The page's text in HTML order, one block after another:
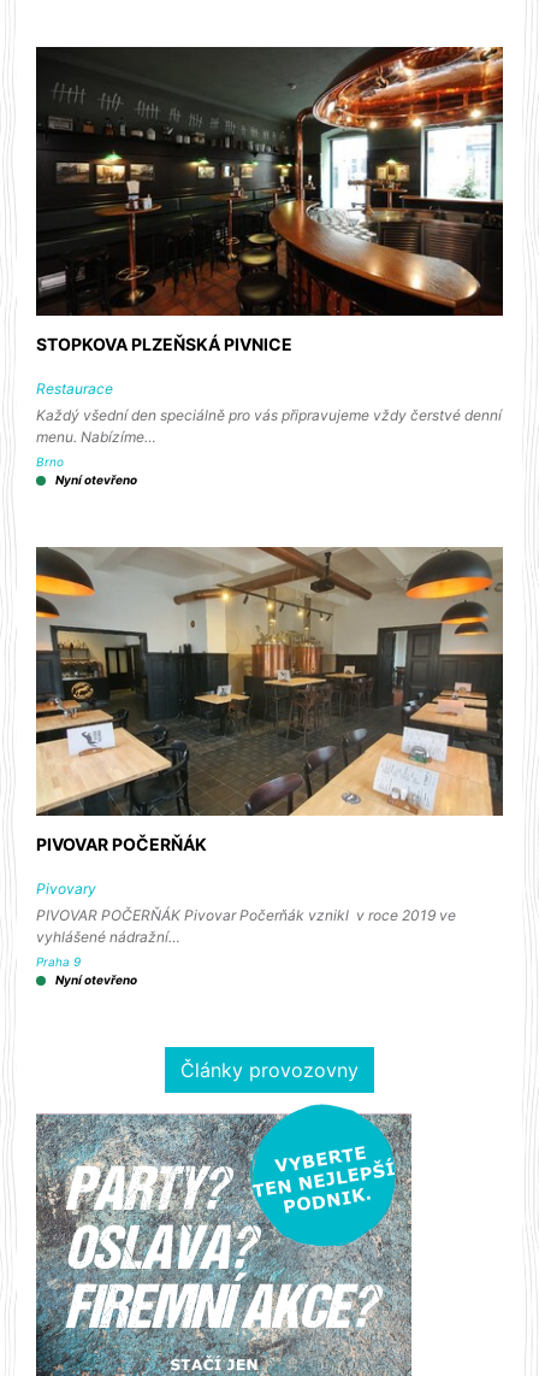
STOPKOVA PLZEŇSKÁ PIVNICE
Restaurace
Každý všední den speciálně pro vás připravujeme vždy čerstvé denní
menu. Nabízíme…
Brno
Nyní otevřeno
PIVOVAR POČERŇÁK
Pivovary
PIVOVAR POČERŇÁK Pivovar Počerňák vznikl v roce 2019 ve
vyhlášené nádražní…
Praha 9
Nyní otevřeno
Články provozovny